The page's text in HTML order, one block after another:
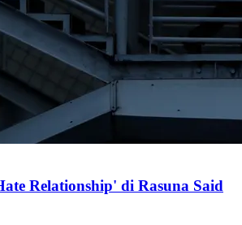
Relationship' di Rasuna Said